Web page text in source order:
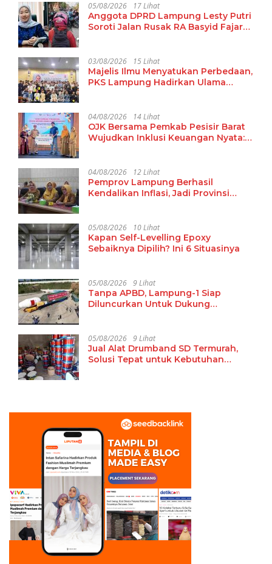
05/08/2026 17 Lihat
Anggota DPRD Lampung Lesty Putri
Soroti Jalan Rusak RA Basyid Fajar
03/08/2026 15 Lihat
Majelis Ilmu Menyatukan Perbedaan,
PKS Lampung Hadirkan Ulama
04/08/2026 14 Lihat
OJK Bersama Pemkab Pesisir Barat
Wujudkan Inklusi Keuangan Nyata:
04/08/2026 12 Lihat
Pemprov Lampung Berhasil
Kendalikan Inflasi, Jadi Provinsi
05/08/2026 10 Lihat
Kapan Self-Levelling Epoxy
Sebaiknya Dipilih? Ini 6 Situasinya
05/08/2026 9 Lihat
Tanpa APBD, Lampung-1 Siap
Diluncurkan Untuk Dukung
05/08/2026 9 Lihat
Jual Alat Drumband SD Termurah,
Solusi Tepat untuk Kebutuhan